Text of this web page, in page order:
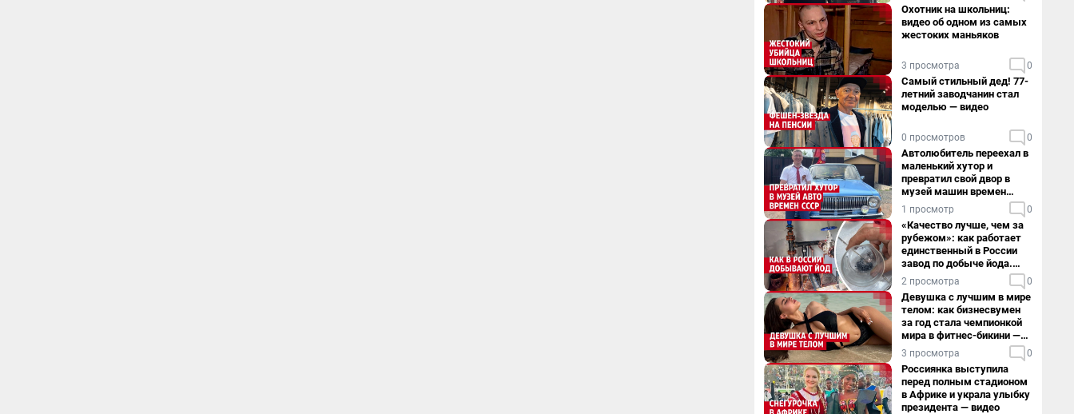
Охотник на школьниц:
видео об одном из самых
жестоких маньяков
3 просмотра 0
Самый стильный дед! 77-
летний заводчанин стал
моделью — видео
0 просмотров 0
Автолюбитель переехал в
маленький хутор и
превратил свой двор в
музей машин времен
СССР. Видео
1 просмотр 0
«Качество лучше, чем за
рубежом»: как работает
единственный в России
завод по добыче йода.
Видео
2 просмотра 0
Девушка с лучшим в мире
телом: как бизнесвумен
за год стала чемпионкой
мира в фитнес-бикини —
видео
3 просмотра 0
Россиянка выступила
перед полным стадионом
в Африке и украла улыбку
президента — видео